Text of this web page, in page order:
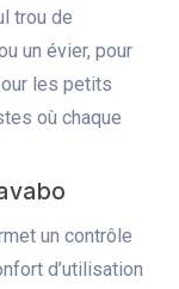
trou de
un évier, pour
les petits
où chaque
un contrôle
d’utilisation